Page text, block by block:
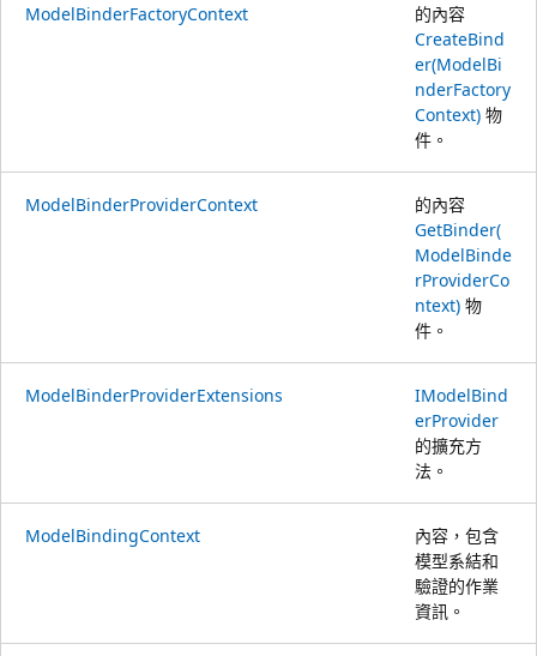
ModelBinderFactoryContext
的內容
CreateBind
er(ModelBi
nderFactory
Context) 物
件。
ModelBinderProviderContext
的內容
GetBinder(
ModelBinde
rProviderCo
ntext) 物
件。
ModelBinderProviderExtensions
IModelBind
erProvider
的擴充方
法。
ModelBindingContext
內容，包含
模型系結和
驗證的作業
資訊。